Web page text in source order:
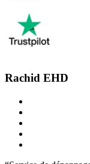
Rachid EHD